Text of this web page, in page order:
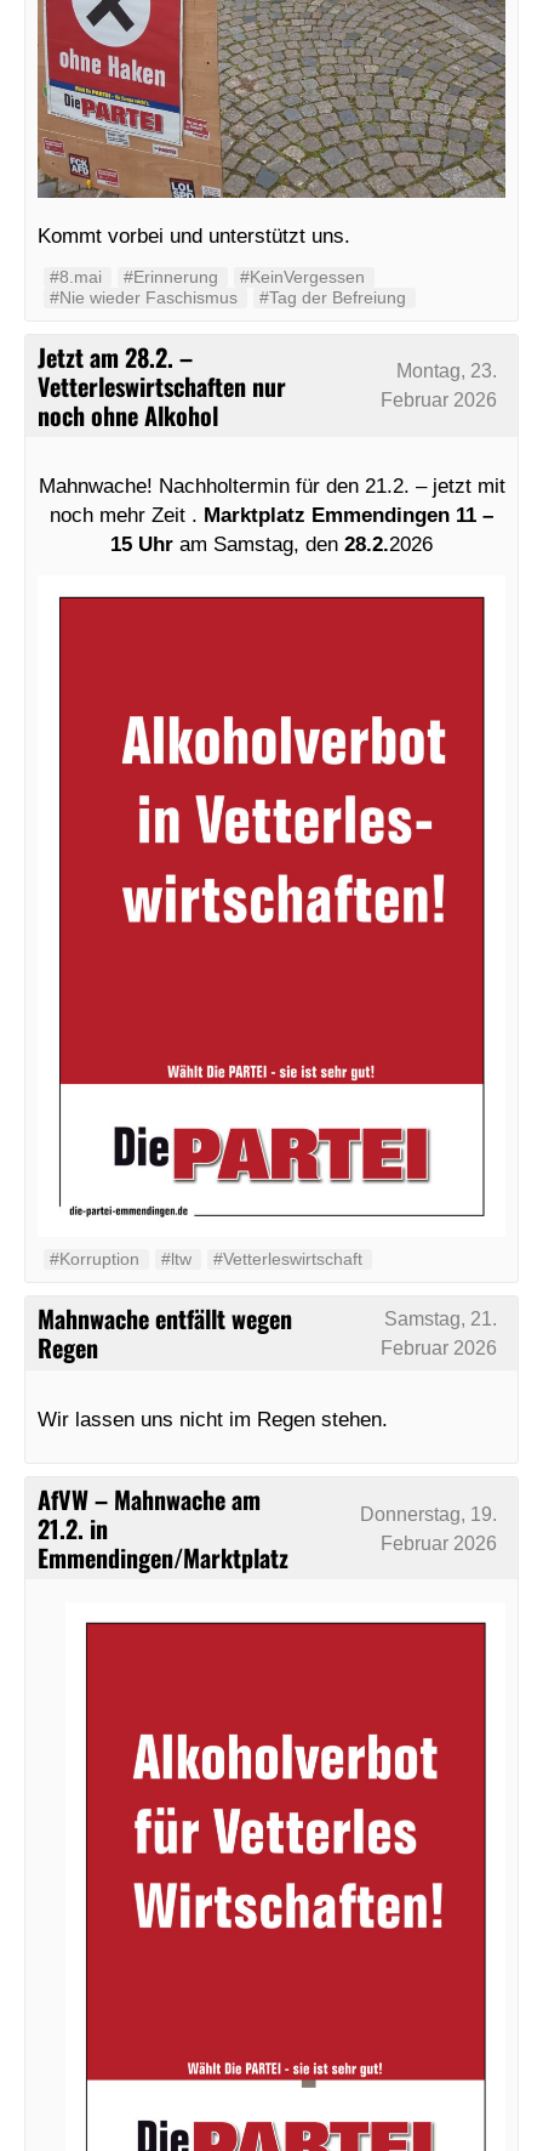
Kommt vorbei und unterstützt uns.
#8.mai #Erinnerung
#KeinVergessen
#Nie wieder Faschismus
#Tag der Befreiung
Jetzt am 28.2. –
Vetterleswirtschaften nur
noch ohne Alkohol
Montag, 23.
Februar 2026
Mahnwache! Nachholtermin für den 21.2. – jetzt mit
noch mehr Zeit . Marktplatz Emmendingen 11 –
15 Uhr am Samstag, den 28.2.2026
#Korruption #ltw #Vetterleswirtschaft
Mahnwache entfällt wegen
Regen
Samstag, 21.
Februar 2026
Wir lassen uns nicht im Regen stehen.
AfVW – Mahnwache am
21.2. in
Emmendingen/Marktplatz
Donnerstag, 19.
Februar 2026